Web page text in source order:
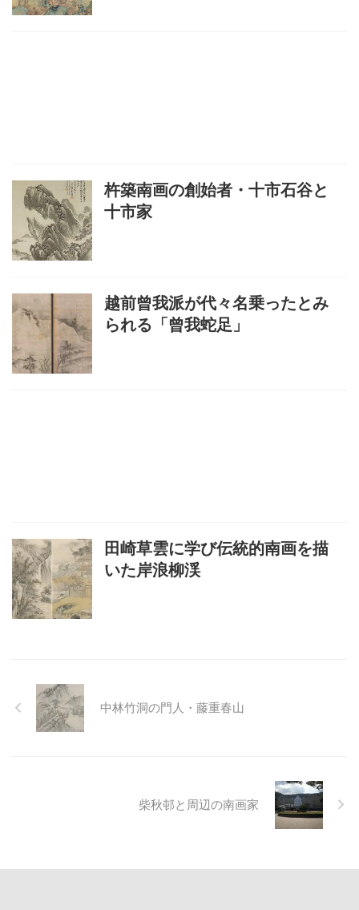
杵築南画の創始者・十市石谷と
十市家
越前曾我派が代々名乗ったとみ
られる「曾我蛇足」
田崎草雲に学び伝統的南画を描
いた岸浪柳渓
中林竹洞の門人・藤重春山
柴秋邨と周辺の南画家